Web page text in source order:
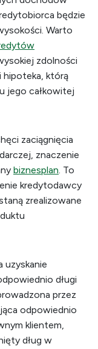
będzie
Warto
zdolności
hipoteka, którą
jego całkowitej
zaciągnięcia
znaczenie
biznesplan. To
kredytodawcy
zrealizowane
uzyskanie
długi
przez
odpowiednio
klientem,
dług w